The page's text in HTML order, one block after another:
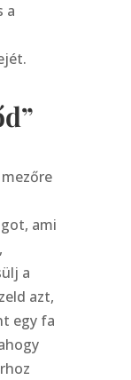
a
ami
a
azt,
egy fa